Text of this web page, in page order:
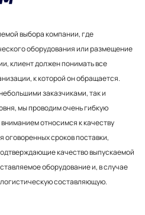
выбора компании, где
оборудования или размещение
клиент должен понимать все
к которой он обращается.
заказчиками, так и
мы проводим очень гибкую
относимся к качеству
сроков поставки,
качество выпускаемой
оборудование и, в случае
составляющую.